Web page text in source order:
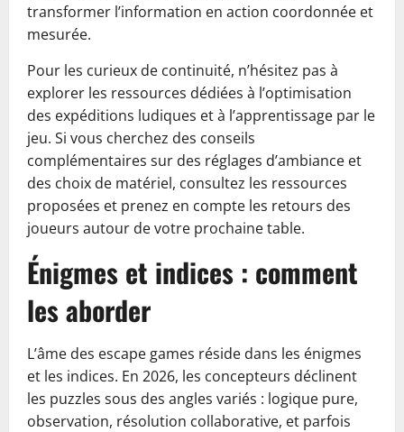
transformer l’information en action coordonnée et
mesurée.
Pour les curieux de continuité, n’hésitez pas à
explorer les ressources dédiées à l’optimisation
des expéditions ludiques et à l’apprentissage par le
jeu. Si vous cherchez des conseils
complémentaires sur des réglages d’ambiance et
des choix de matériel, consultez les ressources
proposées et prenez en compte les retours des
joueurs autour de votre prochaine table.
Énigmes et indices : comment
les aborder
L’âme des escape games réside dans les énigmes
et les indices. En 2026, les concepteurs déclinent
les puzzles sous des angles variés : logique pure,
observation, résolution collaborative, et parfois